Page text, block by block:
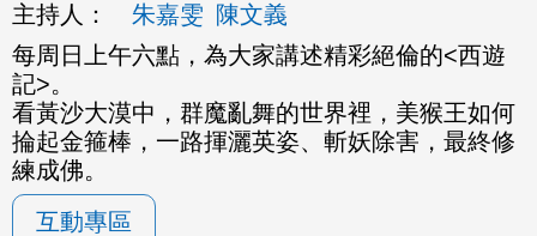
主持人：
朱嘉雯 陳文義
每周日上午六點，為大家講述精彩絕倫的<西遊
記>。
看黃沙大漠中，群魔亂舞的世界裡，美猴王如何
掄起金箍棒，一路揮灑英姿、斬妖除害，最終修
練成佛。
互動專區